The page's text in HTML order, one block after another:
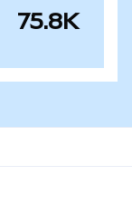
75.8K